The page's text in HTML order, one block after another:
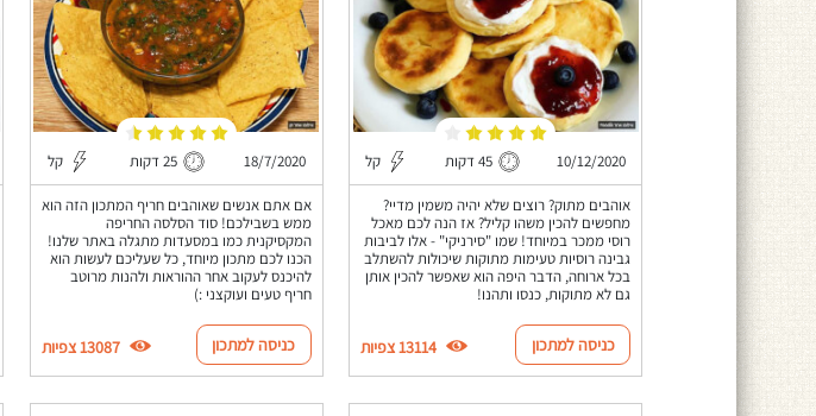
10/12/2020 45 דקות קל
אוהבים מתוק? רוצים שלא יהיה משמין מדיי?
מחפשים להכין משהו קליל? אז הנה לכם מאכל
רוסי ממכר במיוחד! שמו "סירניקי" - אלו לביבות
גבינה רוסיות טעימות מתוקות שיכולות להשתלב
בכל ארוחה, הדבר היפה הוא שאפשר להכין אותן
גם לא מתוקות, כנסו ותהנו!
כניסה למתכון 13114 צפיות
18/7/2020 25 דקות קל
אם אתם אנשים שאוהבים חריף המתכון הזה הוא
ממש בשבילכם! סוד הסלסה החריפה
המקסיקנית כמו במסעדות מתגלה באתר שלנו!
הכנו לכם מתכון מיוחד, כל שעליכם לעשות הוא
להיכנס לעקוב אחר ההוראות ולהנות מרוטב
חריף טעים ועוקצני :)
כניסה למתכון 13087 צפיות